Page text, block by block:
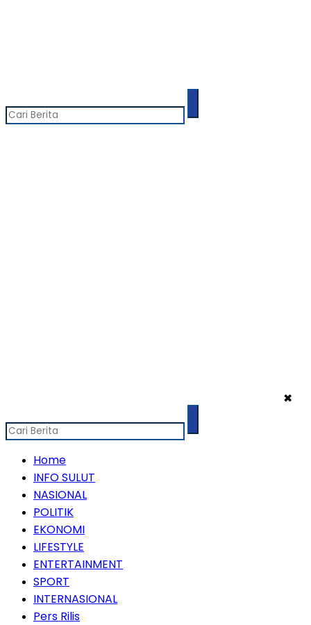
✖
Home
INFO SULUT
NASIONAL
POLITIK
EKONOMI
LIFESTYLE
ENTERTAINMENT
SPORT
INTERNASIONAL
Pers Rilis